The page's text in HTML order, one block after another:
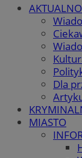
Dla
MIASTO